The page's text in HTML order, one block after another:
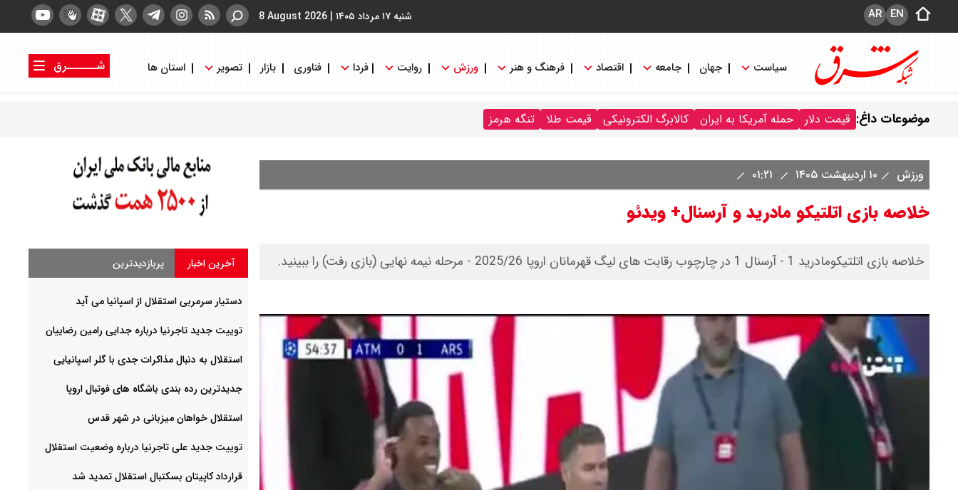
شنبه ۱۷ مرداد ۱۴۰۵ |
8 August 2026 EN
AR
سیاست جهان جامعه اقتصاد فرهنگ و هنر ورزش روایت فردا فناوری بازار تصویر استان ها
شــــــرق
موضوعات داغ: قیمت دلار حمله آمریکا به ایران کالابرگ الکترونیکی قیمت طلا تنگه هرمز
ورزش ۱۰ اردیبهشت ۱۴۰۵
خلاصه بازی اتلتیکو مادرید و آرسنال+ ویدئو
خلاصه بازی اتلتیکومادرید 1 - آرسنال 1 در چارچوب رقابت های لیگ قهرمانان اروپا 2025/26 - مرحله نیمه نهایی (بازی رفت) را ببینید. آخرین اخبار پربازدیدترین
دستیار سرمربی استقلال از اسپانیا می آید
توییت جدید تاجرنیا درباره جدایی رامین رضاییان
استقلال به دنبال مذاکرات جدی با گلر اسپانیایی
جدیدترین رده بندی باشگاه های فوتبال اروپا
استقلال خواهان میزبانی در شهر قدس
توییت جدید علی تاجرنیا درباره وضعیت استقلال
قرارداد کاپیتان بسکتبال استقلال تمدید شد